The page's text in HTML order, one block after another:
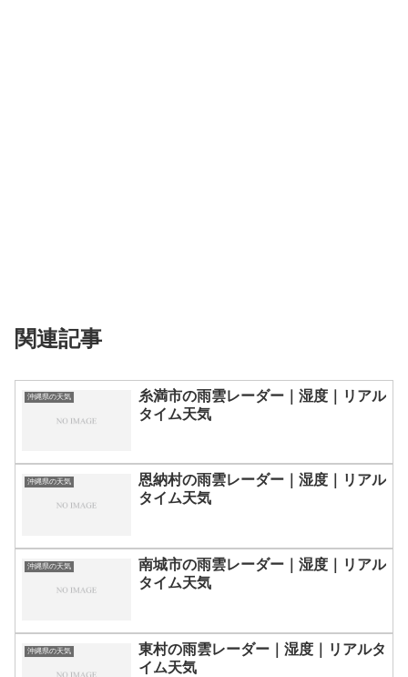
関連記事
沖縄県の天気
糸満市の雨雲レーダー｜湿度｜リアル
タイム天気
沖縄県の天気
恩納村の雨雲レーダー｜湿度｜リアル
タイム天気
沖縄県の天気
南城市の雨雲レーダー｜湿度｜リアル
タイム天気
沖縄県の天気
東村の雨雲レーダー｜湿度｜リアルタ
イム天気